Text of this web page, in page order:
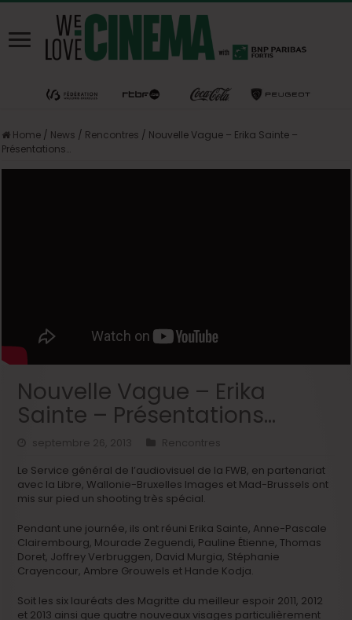
Home / News / Rencontres / Nouvelle Vague – Erika Sainte –
Présentations…
Nouvelle Vague – Erika
Sainte – Présentations…
septembre 26, 2013
Rencontres
Le Service général de l’audiovisuel de la FWB, en partenariat
avec la Libre, Wallonie-Bruxelles Images et Mad-Brussels ont
mis sur pied un shooting très spécial.
Pendant une journée, ils ont réuni Erika Sainte, Anne-Pascale
Clairembourg, Mourade Zeguendi, Pauline Étienne, Thomas
Doret, Joffrey Verbruggen, David Murgia, Stéphanie
Crayencour, Ambre Grouwels et Hande Kodja.
Soit les six lauréats des Magritte du meilleur espoir 2011, 2012
et 2013 ainsi que quatre nouveaux visages particulièrement